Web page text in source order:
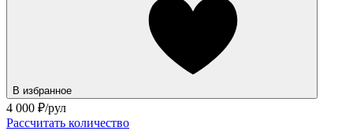
В избранное
4 000 ₽/рул
Рассчитать количество